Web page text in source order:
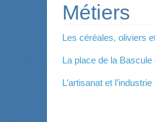
Métiers
Les céréales, oliviers
La place de la Bascule
L’artisanat et l’industrie